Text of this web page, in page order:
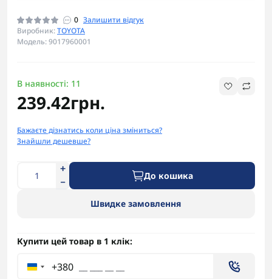
0 Залишити відгук
Виробник:TOYOTA
Модель: 9017960001
В наявності: 11
239.42грн.
Бажаєте дізнатись коли ціна зміниться?
Знайшли дешевше?
До кошика
Швидке замовлення
Купити цей товар в 1 клік:
+380